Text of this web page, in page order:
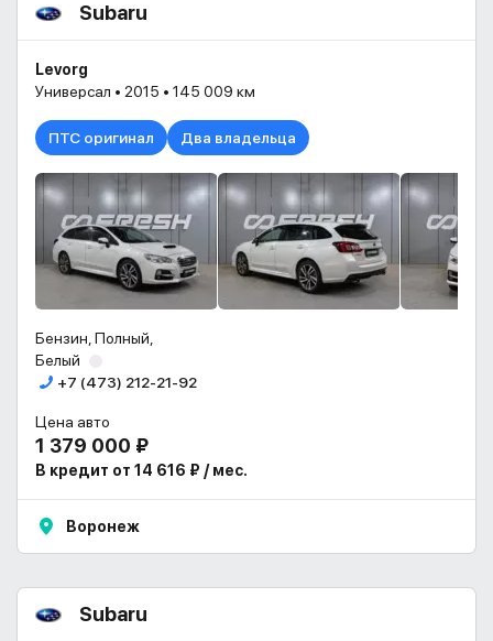
Subaru
Levorg
Универсал • 2015 • 145 009 км
ПТС оригинал Два владельца
Бензин, Полный,
Белый
+7 (473) 212-21-92
Цена авто
1 379 000 ₽
В кредит от 14 616 ₽ / мес.
Воронеж
Subaru